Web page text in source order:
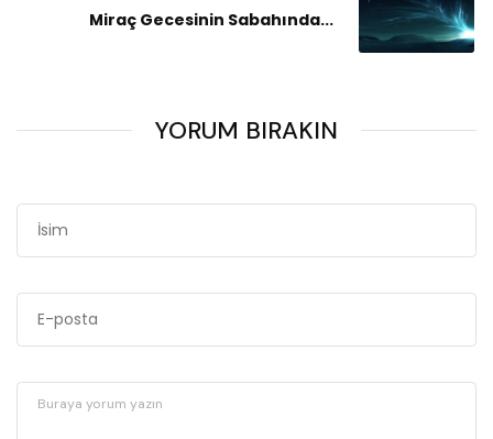
Miraç Gecesinin Sabahında...
YORUM BIRAKIN